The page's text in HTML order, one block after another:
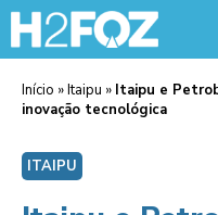
Início »Itaipu » Itaipu e
inovação tecnológica
ITAIPU